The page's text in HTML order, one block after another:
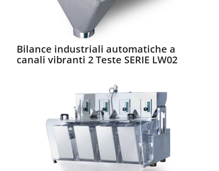
Bilance industriali automatiche a
canali vibranti 2 Teste SERIE LW02